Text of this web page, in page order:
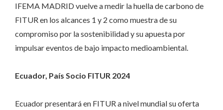
IFEMA MADRID vuelve a medir la huella de carbono de
FITUR en los alcances 1 y 2 como muestra de su
compromiso por la sostenibilidad y su apuesta por
impulsar eventos de bajo impacto medioambiental.
Ecuador, País Socio FITUR 2024
Ecuador presentará en FITUR a nivel mundial su oferta